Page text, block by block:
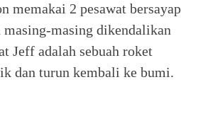
memakai 2 pesawat bersayap
masing dikendalikan
Jeff adalah sebuah roket
dan turun kembali ke bumi.